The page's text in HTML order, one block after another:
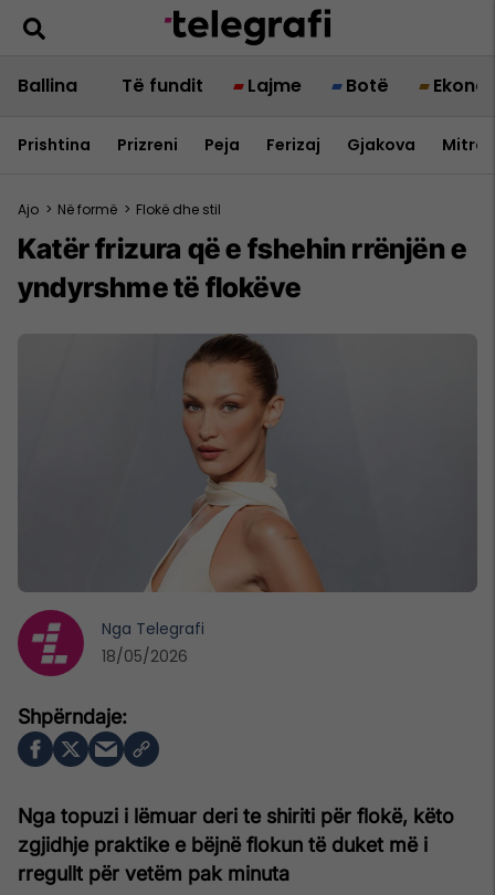
Ballina Të fundit Lajme Botë
Prishtina Prizreni Peja Ferizaj Gjakova
Ajo > Në formë > Flokë dhe stil
Katër frizura që e fshehin rrënjën e
yndyrshme të flokëve
Nga topuzi i lëmuar deri te shiriti për flokë, këto
zgjidhje praktike e bëjnë flokun të duket më i
rregullt për vetëm pak minuta
Nga Telegrafi
18/05/2026